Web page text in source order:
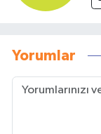
Yorumlar